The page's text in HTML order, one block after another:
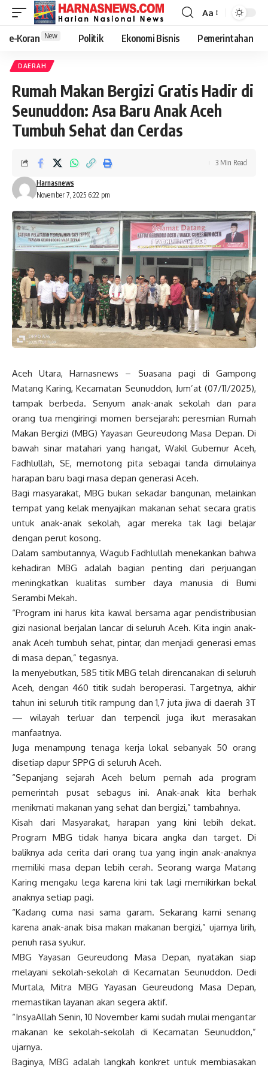
Aa
e-Koran New Politik Ekonomi Bisnis Pemerintahan
DAERAH
Rumah Makan Bergizi Gratis Hadir di
Seunuddon: Asa Baru Anak Aceh
Tumbuh Sehat dan Cerdas
November 7, 2025 6:22 pm
Harnasnews
3 Min Read
Aceh Utara, Harnasnews – Suasana pagi di Gampong
Matang Karing, Kecamatan Seunuddon, Jum’at (07/11/2025),
tampak berbeda. Senyum anak-anak sekolah dan para
orang tua mengiringi momen bersejarah: peresmian Rumah
Makan Bergizi (MBG) Yayasan Geureudong Masa Depan. Di
bawah sinar matahari yang hangat, Wakil Gubernur Aceh,
Fadhlullah, SE, memotong pita sebagai tanda dimulainya
harapan baru bagi masa depan generasi Aceh.
Bagi masyarakat, MBG bukan sekadar bangunan, melainkan
tempat yang kelak menyajikan makanan sehat secara gratis
untuk anak-anak sekolah, agar mereka tak lagi belajar
dengan perut kosong.
Dalam sambutannya, Wagub Fadhlullah menekankan bahwa
kehadiran MBG adalah bagian penting dari perjuangan
meningkatkan kualitas sumber daya manusia di Bumi
Serambi Mekah.
“Program ini harus kita kawal bersama agar pendistribusian
gizi nasional berjalan lancar di seluruh Aceh. Kita ingin anak-
anak Aceh tumbuh sehat, pintar, dan menjadi generasi emas
di masa depan,” tegasnya.
Ia menyebutkan, 585 titik MBG telah direncanakan di seluruh
Aceh, dengan 460 titik sudah beroperasi. Targetnya, akhir
tahun ini seluruh titik rampung dan 1,7 juta jiwa di daerah 3T
— wilayah terluar dan terpencil juga ikut merasakan
manfaatnya.
Juga menampung tenaga kerja lokal sebanyak 50 orang
disetiap dapur SPPG di seluruh Aceh.
“Sepanjang sejarah Aceh belum pernah ada program
pemerintah pusat sebagus ini. Anak-anak kita berhak
menikmati makanan yang sehat dan bergizi,” tambahnya.
Kisah dari Masyarakat, harapan yang kini lebih dekat.
Program MBG tidak hanya bicara angka dan target. Di
baliknya ada cerita dari orang tua yang ingin anak-anaknya
memiliki masa depan lebih cerah. Seorang warga Matang
Karing mengaku lega karena kini tak lagi memikirkan bekal
anaknya setiap pagi.
“Kadang cuma nasi sama garam. Sekarang kami senang
karena anak-anak bisa makan makanan bergizi,” ujarnya lirih,
penuh rasa syukur.
MBG Yayasan Geureudong Masa Depan, nyatakan siap
melayani sekolah-sekolah di Kecamatan Seunuddon. Dedi
Murtala, Mitra MBG Yayasan Geureudong Masa Depan,
memastikan layanan akan segera aktif.
“InsyaAllah Senin, 10 November kami sudah mulai mengantar
makanan ke sekolah-sekolah di Kecamatan Seunuddon,”
ujarnya.
Baginya, MBG adalah langkah konkret untuk membiasakan